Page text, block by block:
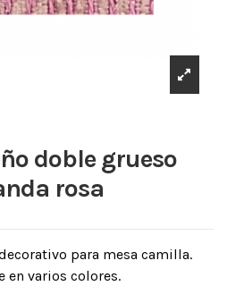
doble grueso
rosa
para mesa camilla.
en varios colores.